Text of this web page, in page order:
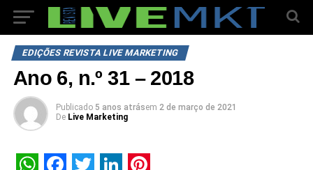
EDIÇÕES REVISTA LIVE MARKETING
Ano 6, n.º 31 – 2018
Publicado 5 anos atrásem 2 de março de 2021
De Live Marketing